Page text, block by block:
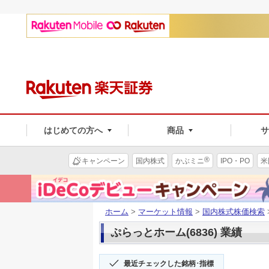
はじめての方へ 商品
キャンペーン 国内株式 かぶミニ® IPO・PO
ホーム > マーケット情報 > 国内株式株価検索
ぷらっとホーム(6836) 業績
最近チェックした銘柄･指標